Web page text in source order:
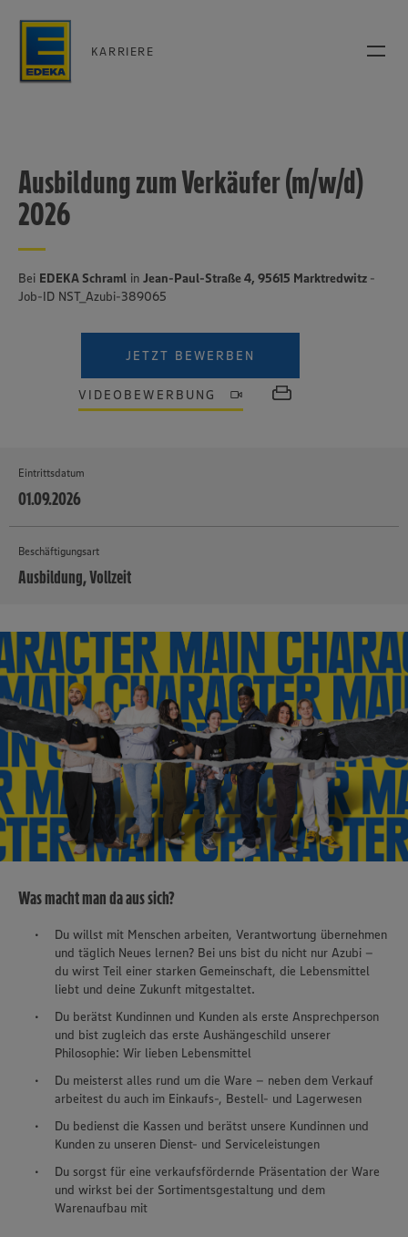
KARRIERE
Ausbildung zum Verkäufer (m/w/d)
2026
Bei EDEKA Schraml in Jean-Paul-Straße 4, 95615 Marktredwitz -
Job-ID NST_Azubi-389065
JETZT BEWERBEN
VIDEOBEWERBUNG
Eintrittsdatum
01.09.2026
Beschäftigungsart
Ausbildung, Vollzeit
Was macht man da aus sich?
Du willst mit Menschen arbeiten, Verantwortung übernehmen
und täglich Neues lernen? Bei uns bist du nicht nur Azubi –
du wirst Teil einer starken Gemeinschaft, die Lebensmittel
liebt und deine Zukunft mitgestaltet.
Du berätst Kundinnen und Kunden als erste Ansprechperson
und bist zugleich das erste Aushängeschild unserer
Philosophie: Wir lieben Lebensmittel
Du meisterst alles rund um die Ware – neben dem Verkauf
arbeitest du auch im Einkaufs-, Bestell- und Lagerwesen
Du bedienst die Kassen und berätst unsere Kundinnen und
Kunden zu unseren Dienst- und Serviceleistungen
Du sorgst für eine verkaufsfördernde Präsentation der Ware
und wirkst bei der Sortimentsgestaltung und dem
Warenaufbau mit